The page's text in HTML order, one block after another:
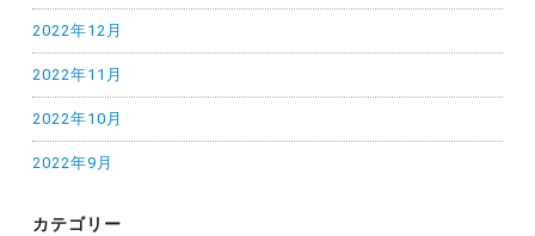
2022年12月
2022年11月
2022年10月
2022年9月
カテゴリー